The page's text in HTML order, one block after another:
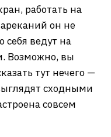
работать на
он не
себя ведут на
Возможно, вы
тут нечего —
сходными
совсем